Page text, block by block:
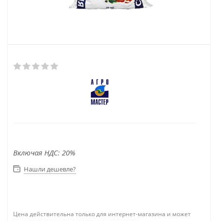
Включая НДС: 20%
Нашли дешевле?
Цена действительна только для интернет-магазина и может